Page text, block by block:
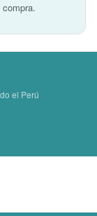
el Perú